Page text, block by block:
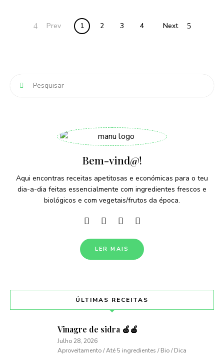
Posts
Prev 1 2 3 4 Next
Bem-vind@!
Aqui encontras receitas apetitosas e económicas para o teu
dia-a-dia feitas essencialmente com ingredientes frescos e
biológicos e com vegetais/frutos da época.
LER MAIS
ÚLTIMAS RECEITAS
Vinagre de sidra 🍏🍎
Julho 28, 2026
Aproveitamento / Até 5 ingredientes / Bio / Dica